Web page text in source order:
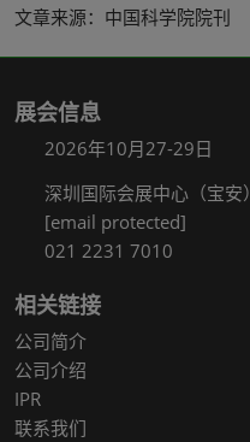
文章来源：中国科学院院刊
展会信息
2026年10月27-29日
深圳国际会展中心（宝安）
[email protected]
021 2231 7010
相关链接
公司简介
公司介绍
IPR
联系我们